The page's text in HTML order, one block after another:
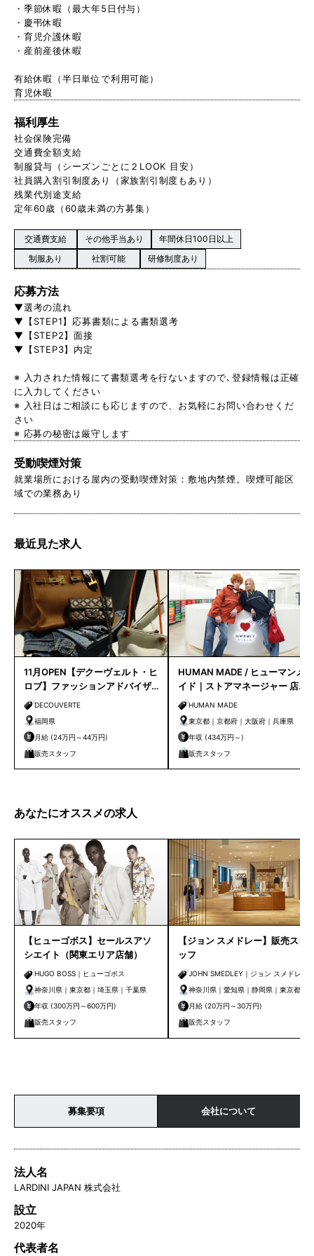
・季節休暇（最大年5日付与）
・慶弔休暇
・育児介護休暇
・産前産後休暇
有給休暇（半日単位で利用可能）
育児休暇
福利厚生
社会保険完備
交通費全額支給
制服貸与（シーズンごとに２LOOK 目安）
社員購入割引制度あり（家族割引制度もあり）
残業代別途支給
定年60歳（60歳未満の方募集）
交通費支給 その他手当あり
年間休日100日以上
制服あり
社割可能 研修制度あり
応募方法
▼選考の流れ
▼【STEP1】応募書類による書類選考
▼【STEP2】面接
▼【STEP3】内定
※ 入力された情報にて書類選考を行ないますので､登録情報は正確
に入力してください
※ 入社日はご相談にも応じますので、お気軽にお問い合わせくだ
さい
※ 応募の秘密は厳守します
受動喫煙対策
就業場所における屋内の受動喫煙対策：敷地内禁煙。喫煙可能区
域での業務あり
最近見た求人
11月OPEN【デクーヴェルト・ヒ
ロブ】ファッションアドバイザ
ー｜天神店
DECOUVERTE
福岡県
月給 (24万円～44万円)
販売スタッフ
HUMAN MADE / ヒューマンメ
イド｜ストアマネージャー 店長
候補HUMAN MADE
東京都｜京都府｜大阪府｜兵庫県
年収 (434万円～)
販売スタッフ
あなたにオススメの求人
【ヒューゴボス】セールスアソ
シエイト（関東エリア店舗）
HUGO BOSS｜ヒューゴボス
神奈川県｜東京都｜埼玉県｜千葉県
年収 (300万円～600万円)
販売スタッフ
【ジョン スメドレー】販売スタ
ッフ
JOHN SMEDLEY｜ジョン スメドレー
神奈川県｜愛知県｜静岡県｜東京都
月給 (20万円～30万円)
販売スタッフ
募集要項 会社について
法人名
LARDINI JAPAN 株式会社
設立
2020年
代表者名